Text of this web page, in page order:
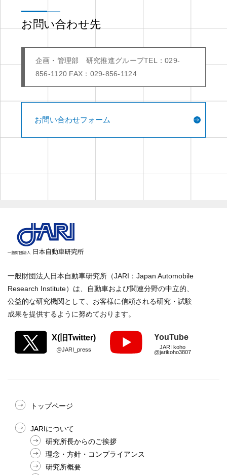
お問い合わせ先
企画・管理部 研究推進グループTEL：029-
856-1120 FAX：029-856-1124
お問い合わせフォーム
一般財団法人日本自動車研究所（JARI：Japan Automobile
Research Institute）は、自動車および関連分野の中立的、
公益的な研究機関として、お客様に信頼される研究・試験
成果を提供するように努めております。
X(旧Twitter)
@JARI_press
YouTube
JARI koho
@jarikoho3807
トップページ
JARIについて
研究所長からのご挨拶
理念・方針・コンプライアンス
研究所概要